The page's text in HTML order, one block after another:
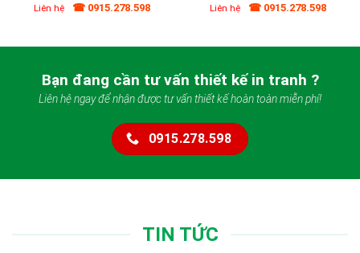
Liên hệ ☎ 0915.278.598 Liên hệ ☎ 0915.278.598
Bạn đang cần tư vấn thiết kế in tranh ?
Liên hệ ngay để nhận được tư vấn thiết kế hoàn toàn miễn phí!
0915.278.598
TIN TỨC